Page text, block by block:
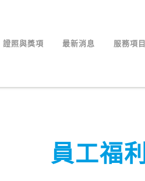
證照與獎項 最新消息 服務項目
員工福利